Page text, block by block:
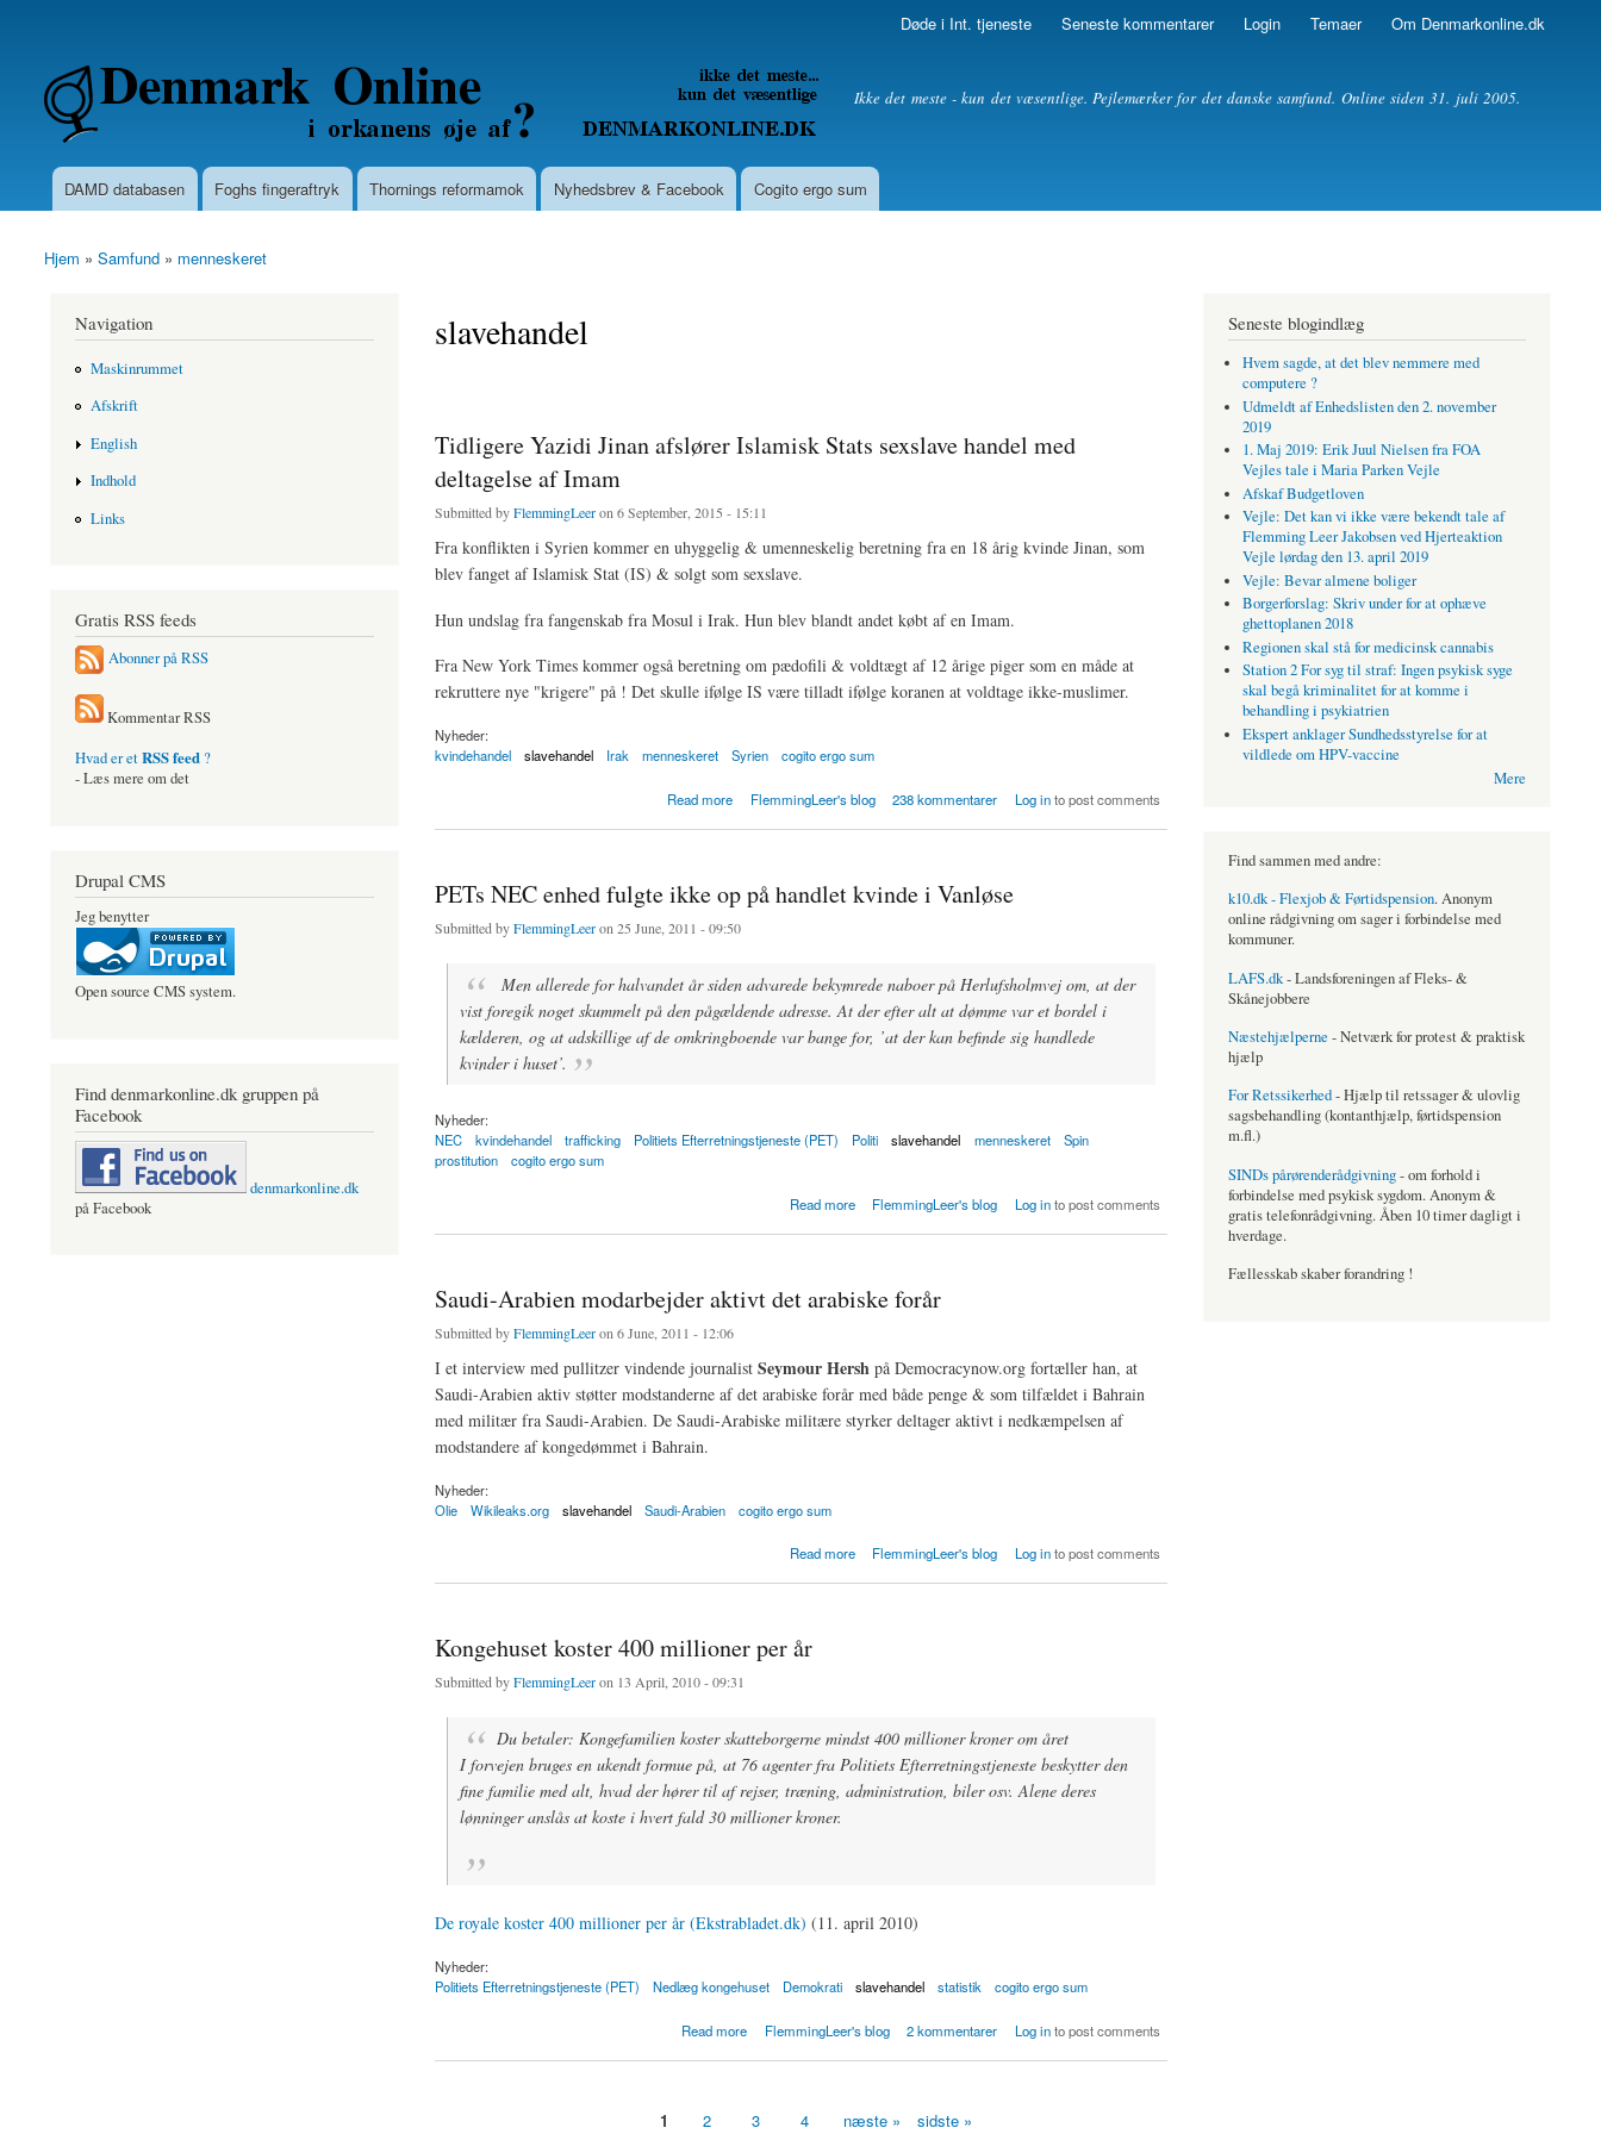
content
Døde i Int. tjeneste Seneste kommentarer Login Temaer Om Denmarkonline.dk
Denmarkonline.dk - blognyheder om politik Ikke det meste - kun det væsentlige. Pejlemærker for det danske samfund. Online siden 31. juli 2005.
Main menu
DAMD databasen Foghs fingeraftryk Thornings reformamok Nyhedsbrev & Facebook Cogito ergo sum
You are here
Hjem » Samfund » menneskeret
slavehandel
Tidligere Yazidi Jinan afslører Islamisk Stats sexslave handel med
deltagelse af Imam
Submitted byFlemmingLeeron 6 September, 2015 - 15:11
Fra konflikten i Syrien kommer en uhyggelig & umenneskelig beretning fra en 18 årig kvinde Jinan, som
blev fanget af Islamisk Stat (IS) & solgt som sexslave.
Hun undslag fra fangenskab fra Mosul i Irak. Hun blev blandt andet købt af en Imam.
Fra New York Times kommer også beretning om pædofili & voldtægt af 12 årige piger som en måde at
rekruttere nye "krigere" på ! Det skulle ifølge IS være tilladt ifølge koranen at voldtage ikke-muslimer.
Nyheder:
kvindehandel
slavehandel Irak menneskeret Syrien cogito ergo sum
Read more
about Tidligere Yazidi Jinan afslører Islamisk Stats sexslave handel med deltagelse af Imam
FlemmingLeer's blog 238 kommentarer Log into post comments
PETs NEC enhed fulgte ikke op på handlet kvinde i Vanløse
Submitted byFlemmingLeeron 25 June, 2011 - 09:50
Men allerede for halvandet år siden advarede bekymrede naboer på Herlufsholmvej om, at der
vist foregik noget skummelt på den pågældende adresse. At der efter alt at dømme var et bordel i
kælderen, og at adskillige af de omkringboende var bange for, ’at der kan befinde sig handlede
kvinder i huset’.
Nyheder:
NEC
kvindehandel trafficking Politiets Efterretningstjeneste (PET) Politi slavehandel menneskeret
Spin
prostitution
cogito ergo sum
Read more
about PETs NEC enhed fulgte ikke op på handlet kvinde i Vanløse FlemmingLeer's blog Log into post comments
Saudi-Arabien modarbejder aktivt det arabiske forår
Submitted byFlemmingLeeron 6 June, 2011 - 12:06
I et interview med pullitzer vindende journalist Seymour Hersh på Democracynow.org fortæller han, at
Saudi-Arabien aktiv støtter modstanderne af det arabiske forår med både penge & som tilfældet i Bahrain
med militær fra Saudi-Arabien. De Saudi-Arabiske militære styrker deltager aktivt i nedkæmpelsen af
modstandere af kongedømmet i Bahrain.
Nyheder:
Olie
Wikileaks.org slavehandel Saudi-Arabien cogito ergo sum
Read more FlemmingLeer's blog Log into post comments
Kongehuset koster 400 millioner per år
Submitted byFlemmingLeeron 13 April, 2010 - 09:31
Du betaler: Kongefamilien koster skatteborgerne mindst 400 millioner kroner om året
I forvejen bruges en ukendt formue på, at 76 agenter fra Politiets Efterretningstjeneste beskytter den
fine familie med alt, hvad der hører til af rejser, træning, administration, biler osv. Alene deres
lønninger anslås at koste i hvert fald 30 millioner kroner.
De royale koster 400 millioner per år (Ekstrabladet.dk) (11. april 2010)
Nyheder:
Politiets Efterretningstjeneste (PET)
Nedlæg kongehuset Demokrati slavehandel statistik cogito ergo sum
Read more FlemmingLeer's blog 2 kommentarer Log into post comments
1 2 3 4 næste » sidste »
Navigation
Maskinrummet
Afskrift
English
Indhold
Links
Gratis RSS feeds
Abonner på RSS
Kommentar RSS
Hvad er etRSS feed ?
- Læs mere om det
Drupal CMS
Jeg benytter
Open source CMS system.
Find denmarkonline.dk gruppen på
Facebook
denmarkonline.dk
på Facebook
Seneste blogindlæg
Hvem sagde, at det blev nemmere med
computere ?
Udmeldt af Enhedslisten den 2. november
2019
1. Maj 2019: Erik Juul Nielsen fra FOA
Vejles tale i Maria Parken Vejle
Afskaf Budgetloven
Vejle: Det kan vi ikke være bekendt tale af
Flemming Leer Jakobsen ved Hjerteaktion
Vejle lørdag den 13. april 2019
Vejle: Bevar almene boliger
Borgerforslag: Skriv under for at ophæve
ghettoplanen 2018
Regionen skal stå for medicinsk cannabis
Station 2 For syg til straf: Ingen psykisk syge
skal begå kriminalitet for at komme i
behandling i psykiatrien
Ekspert anklager Sundhedsstyrelse for at
vildlede om HPV-vaccine
Mere
Find sammen med andre:
k10.dk - Flexjob & Førtidspension. Anonym
online rådgivning om sager i forbindelse med
kommuner.
LAFS.dk- Landsforeningen af Fleks- &
Skånejobbere
Næstehjælperne - Netværk for protest & praktisk
hjælp
For Retssikerhed- Hjælp til retssager & ulovlig
sagsbehandling (kontanthjælp, førtidspension
m.fl.)
SINDs pårørenderådgivning- om forhold i
forbindelse med psykisk sygdom. Anonym &
gratis telefonrådgivning. Åben 10 timer dagligt i
hverdage.
Fællesskab skaber forandring !